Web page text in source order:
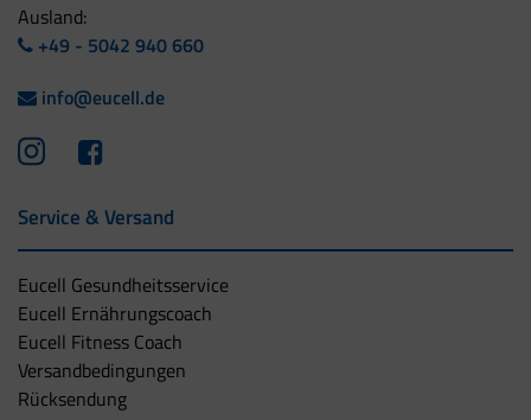
Ausland:
+49 - 5042 940 660
info@eucell.de
Service & Versand
Eucell Gesundheitsservice
Eucell Ernährungscoach
Eucell Fitness Coach
Versandbedingungen
Rücksendung